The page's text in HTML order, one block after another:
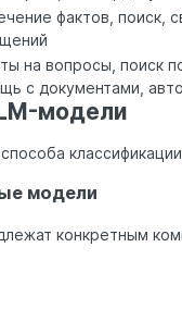
фактов, поиск,
на вопросы, поиск
с документами,
модели
модели
конкретным